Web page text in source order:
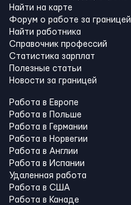
Найти на карте
Форум о работе за границей
Найти работника
Справочник профессий
Статистика зарплат
Полезные статьи
Новости за границей
Работа в Европе
Работа в Польше
Работа в Германии
Работа в Норвегии
Работа в Англии
Работа в Испании
Удаленная работа
Работа в США
Работа в Канадe